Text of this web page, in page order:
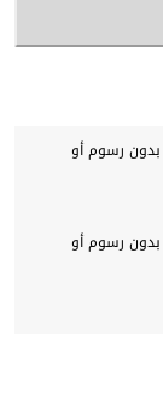
بدون رسوم أو
بدون رسوم أو